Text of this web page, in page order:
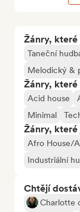
Žánry,
Taneční
Melodický &
Žánry, které
Acid house
Minimal
Žánry,
Afro House/
Industriální
Chtějí
Charlotte